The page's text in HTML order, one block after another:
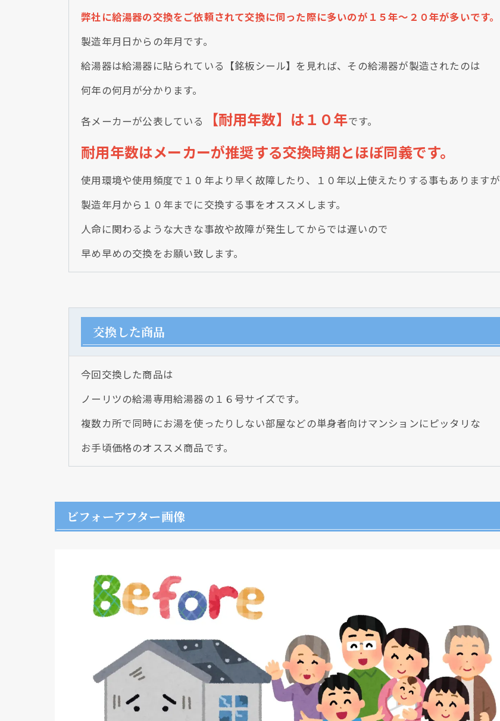
弊社に給湯器の交換をご依頼されて交換に伺った際に多いのが１５年～２０年が多いです。
製造年月日からの年月です。
給湯器は給湯器に貼られている【銘板シール】を見れば、その給湯器が製造されたのは
何年の何月が分かります。
各メーカーが公表している 【耐用年数】は１０年です。
耐用年数はメーカーが推奨する交換時期とほぼ同義です。
使用環境や使用頻度で１０年より早く故障したり、１０年以上使えたりする事もありますが
製造年月から１０年までに交換する事をオススメします。
人命に関わるような大きな事故や故障が発生してからでは遅いので
早め早めの交換をお願い致します。
交換した商品
今回交換した商品は
ノーリツの給湯専用給湯器の１６号サイズです。
複数カ所で同時にお湯を使ったりしない部屋などの単身者向けマンションにピッタリな
お手頃価格のオススメ商品です。
ビフォーアフター画像